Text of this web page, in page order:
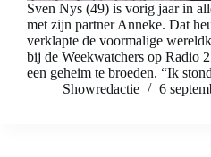
Sven Nys (49) is vorig jaar in
met zijn partner Anneke. Dat
verklapte de voormalige
bij de Weekwatchers op Radio
een geheim te broeden. “Ik
Showredactie
6